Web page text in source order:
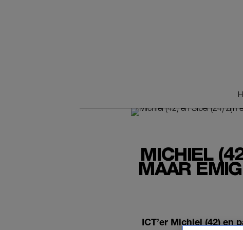
MICHIEL
MAAR
ICT’er Michiel (42) en